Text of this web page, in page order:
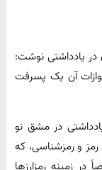
یادداشتی نوشت:
آن یک پسرفت
در مشق نو
و رمزشناسی، که
زمینه رمزارزها